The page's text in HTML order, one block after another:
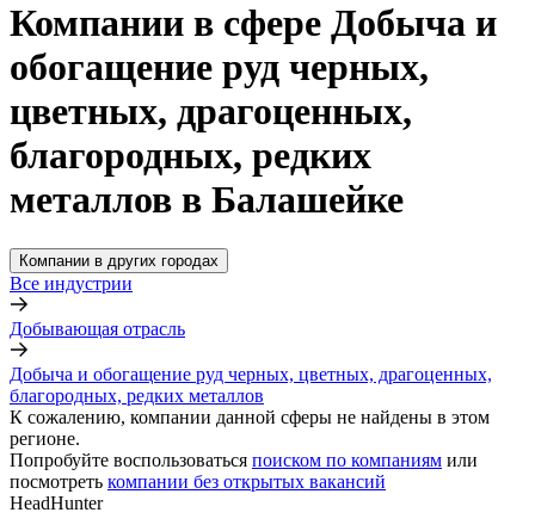
Компании в сфере Добыча и
обогащение руд черных,
цветных, драгоценных,
благородных, редких
металлов в Балашейке
Компании в других городах
Все индустрии
Добывающая отрасль
Добыча и обогащение руд черных, цветных, драгоценных,
благородных, редких металлов
К сожалению, компании данной сферы не найдены в этом
регионе.
Попробуйте воспользоваться поиском по компаниям или
посмотреть компании без открытых вакансий
HeadHunter